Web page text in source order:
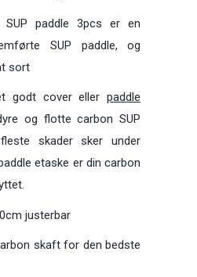
SUP paddle 3pcs er en
SUP paddle, og
sort
godt cover ellerpaddle
og flotte carbon SUP
skader sker under
etaske er din carbon
justerbar
skaft for den bedste